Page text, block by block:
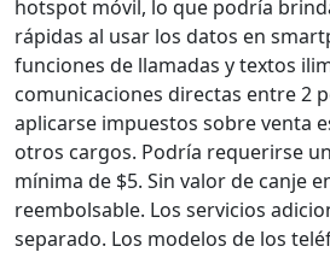
hotspot móvil, lo que podría
rápidas al usar los datos en
funciones de llamadas y textos
comunicaciones directas entre 2
aplicarse impuestos sobre venta
otros cargos. Podría requerirse
mínima de $5. Sin valor de canje
reembolsable. Los servicios
separado. Los modelos de los